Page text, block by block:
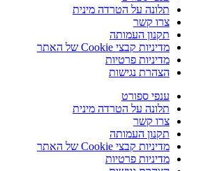
תלונה על הטרדה מינית
צרו קשר
תקנון העמותה
מדיניות קבצי Cookie של האתר
מדיניות פרטיות
הצהרת נגישות
ענפי ספורט
תלונה על הטרדה מינית
צרו קשר
תקנון העמותה
מדיניות קבצי Cookie של האתר
מדיניות פרטיות